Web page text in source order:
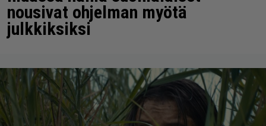
nousivat ohjelman myötä
julkkiksiksi